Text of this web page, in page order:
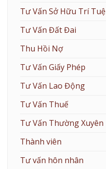
Tư Vấn Sở Hữu Trí Tuệ
Tư Vấn Đất Đai
Thu Hồi Nợ
Tư Vấn Giấy Phép
Tư Vấn Lao Động
Tư Vấn Thuế
Tư Vấn Thường Xuyên
Thành viên
Tư vấn hôn nhân